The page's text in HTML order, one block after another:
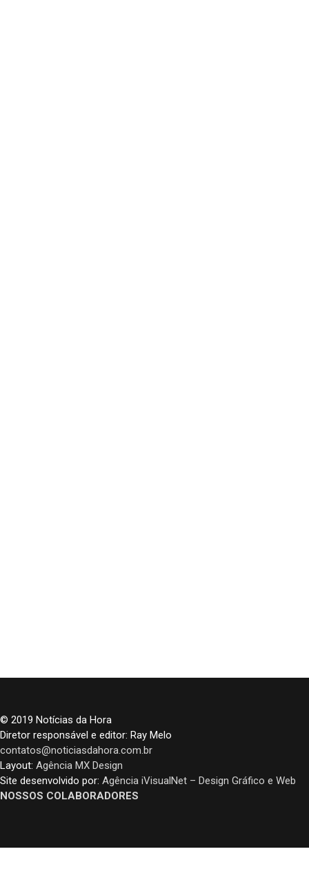
© 2019 Notícias da Hora
Diretor responsável e editor: Ray Melo
contatos@noticiasdahora.com.br
Layout: Agência MX Design
Site desenvolvido por: Agência iVisualNet – Design Gráfico e Web
NOSSOS COLABORADORES